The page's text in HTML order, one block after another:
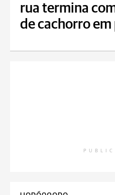
rua termina
de cachorro em